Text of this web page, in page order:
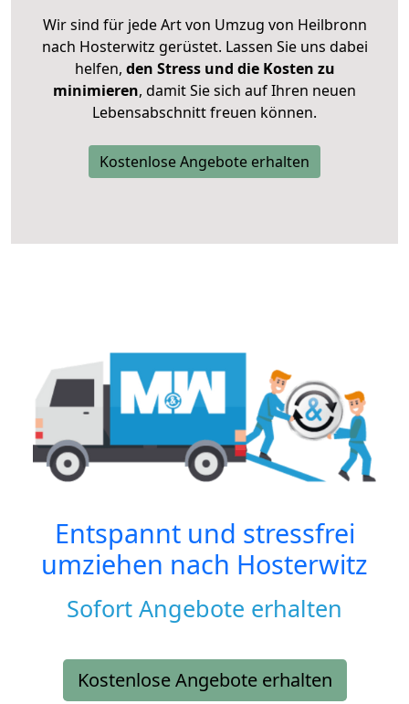
Wir sind für jede Art von Umzug von Heilbronn
nach Hosterwitz gerüstet. Lassen Sie uns dabei
helfen, den Stress und die Kosten zu
minimieren, damit Sie sich auf Ihren neuen
Lebensabschnitt freuen können.
Kostenlose Angebote erhalten
Entspannt und stressfrei
umziehen nach Hosterwitz
Sofort Angebote erhalten
Kostenlose Angebote erhalten